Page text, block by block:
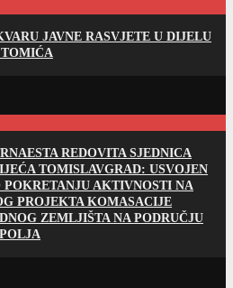
JAVNE RASVJETE U DIJELU
REDOVITA SJEDNICA
TOMISLAVGRAD: USVOJEN
AKTIVNOSTI NA
PROJEKTA KOMASACIJE
ZEMLJIŠTA NA PODRUČJU